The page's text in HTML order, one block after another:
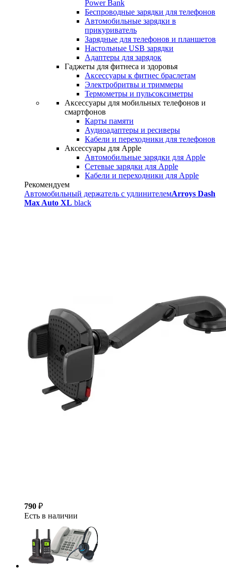
Power Bank
Беспроводные зарядки для телефонов
Автомобильные зарядки в
прикуриватель
Зарядные для телефонов и планшетов
Настольные USB зарядки
Адаптеры для зарядок
Гаджеты для фитнеса и здоровья
Аксессуары к фитнес браслетам
Электробритвы и триммеры
Термометры и пульсоксиметры
Аксессуары для мобильных телефонов и
смартфонов
Карты памяти
Аудиоадаптеры и ресиверы
Кабели и переходники для телефонов
Аксессуары для Apple
Автомобильные зарядки для Apple
Сетевые зарядки для Apple
Кабели и переходники для Apple
Рекомендуем
Автомобильный держатель с удлинителемArroys Dash
Max Auto XL black
790 ₽
Есть в наличии